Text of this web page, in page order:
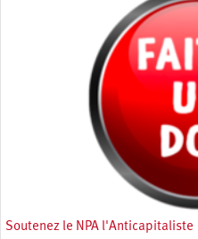
Soutenez le NPA l'Anticapitaliste